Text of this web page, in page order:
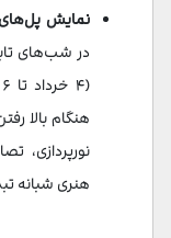
نمایش پل‌های
هنگام بالا
نورپردازی،
هنری شبانه